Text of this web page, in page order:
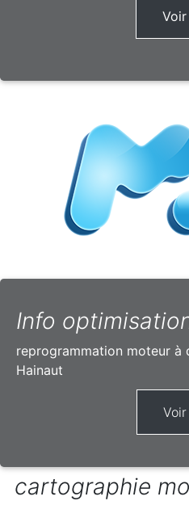
Voir
Info
reprogrammation moteur à
Hainaut
cartographie